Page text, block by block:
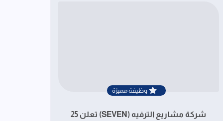
وظيفة مميزة
شركة مشاريع الترفيه (SEVEN) تعلن 25